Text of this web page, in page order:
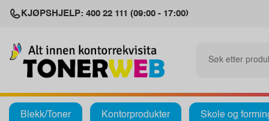
KJØPSHJELP: 400 22 111 (09:00 - 17:00)
Blekk/Toner Kontorprodukter Skole og